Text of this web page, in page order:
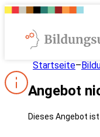
Startseite–
Angebot
Dieses Angebot